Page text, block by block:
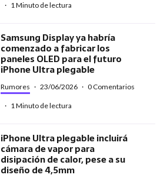
· 1 Minuto de lectura
Samsung Display ya habría
comenzado a fabricar los
paneles OLED para el futuro
iPhone Ultra plegable
Rumores · 23/06/2026 · 0 Comentarios
· 1 Minuto de lectura
iPhone Ultra plegable incluirá
cámara de vapor para
disipación de calor, pese a su
diseño de 4,5mm